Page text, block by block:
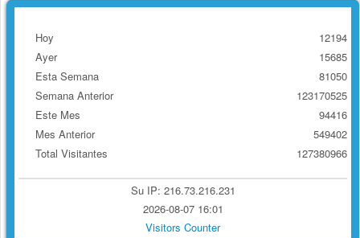
Hoy
Ayer
Esta Semana
Semana Anterior
Este Mes
Mes Anterior
Total Visitantes
12194
15685
81050
123170525
94416
549402
127380966
Su IP: 216.73.216.231
2026-08-07 16:01
Visitors Counter